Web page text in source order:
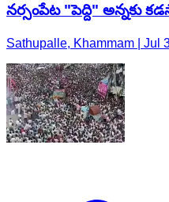
నర్సంపేట "పెద్ది" అన్నకు
Sathupalle, Khammam | Jul